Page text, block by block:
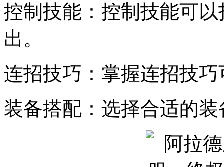
控制技能：控制技能可
出。
连招技巧：掌握连招技
装备搭配：选择合适的